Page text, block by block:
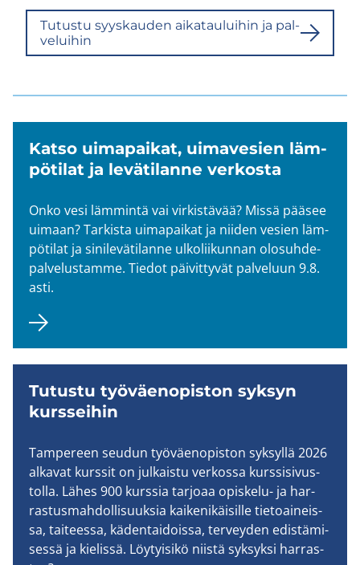
Tu­tus­tu syys­kau­den ai­ka­tau­lui­hin ja pal­
ve­lui­hin
Katso ui­ma­pai­kat, ui­ma­ve­sien läm­
pö­ti­lat ja le­vä­ti­lan­ne ver­kos­ta
Onko vesi läm­min­tä vai vir­kis­tä­vää? Missä pää­see
ui­maan? Tar­kis­ta ui­ma­pai­kat ja nii­den ve­sien läm­
pö­ti­lat ja si­ni­le­vä­ti­lan­ne ul­ko­lii­kun­nan olo­suh­de­
pal­ve­lus­tam­me. Tie­dot päi­vit­ty­vät pal­ve­luun 9.8.
asti.
Tu­tus­tu työ­väen­opis­ton syk­syn
kurs­sei­hin
Tam­pe­reen seu­dun työ­väen­opis­ton syk­syl­lä 2026
al­ka­vat kurs­sit on jul­kais­tu ver­kos­sa kurs­si­si­vus­
tol­la. Lähes 900 kurs­sia tar­jo­aa opiskelu-​ ja har­
ras­tus­mah­dol­li­suuk­sia kai­ke­ni­käi­sil­le tie­toai­neis­
sa, tai­tees­sa, kä­den­tai­dois­sa, ter­vey­den edis­tä­mi­
ses­sä ja kie­lis­sä. Löy­tyi­si­kö niis­tä syk­syk­si har­ras­